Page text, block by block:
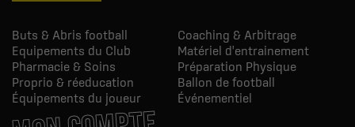
Buts & Abris football
Coaching & Arbitrage
Equipements du Club
Matériel d'entrainement
Pharmacie & Soins
Préparation Physique
Proprio & réeducation
Ballon de football
Équipements du joueur
Événementiel